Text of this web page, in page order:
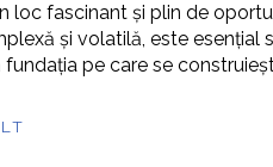
loc fascinant și plin de
și volatilă, este
pe care se